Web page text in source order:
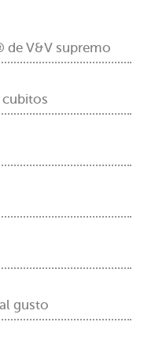
de V&V supremo
cubitos
gusto